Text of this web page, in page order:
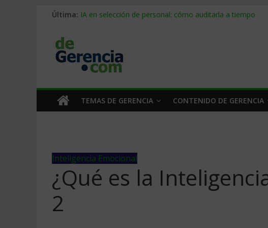
Última: IA en selección de personal: cómo auditarla a tiempo
Stablecoins para empresas: cómo pagar y cobrar en 2026
Despido silencioso: qué es y por qué sale tan caro
TEMAS DE GERENCIA CONTENIDO DE GERENCIA
Inteligencia Emocional
¿Qué es la
2